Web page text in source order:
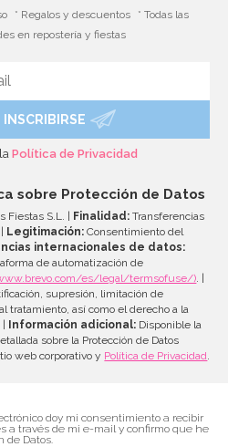
* Regalos y descuentos
* Todas las
en repostería y fiestas
INSCRIBIRSE
laPolítica de Privacidad
sobre Protección de Datos
Fiestas S.L. | Finalidad: Transferencias
Legitimación: Consentimiento del
internacionales de datos:
de automatización de
es/legal/termsofuse/). |
supresión, limitación de
tratamiento, así como el derecho a la
Información adicional: Disponible la
sobre la Protección de Datos
web corporativo y Política de Privacidad.
doy mi consentimiento a recibir
a través de mi e-mail y confirmo que he
de Datos.